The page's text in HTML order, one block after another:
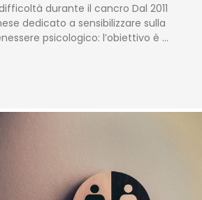
durante il cancro Dal 2011
dedicato a sensibilizzare sulla
psicologico: l’obiettivo è …